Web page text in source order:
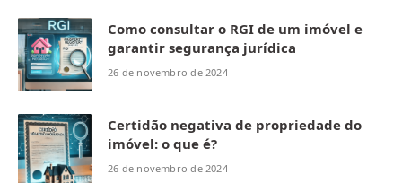
Como consultar o RGI de um imóvel e
garantir segurança jurídica
26 de novembro de 2024
Certidão negativa de propriedade do
imóvel: o que é?
26 de novembro de 2024